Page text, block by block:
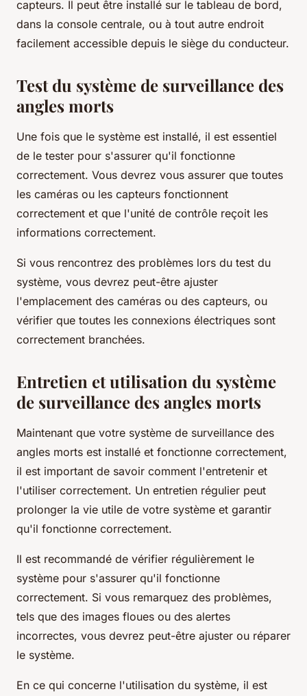
capteurs. Il peut être installé sur le tableau de bord,
dans la console centrale, ou à tout autre endroit
facilement accessible depuis le siège du conducteur.
Test du système de surveillance des
angles morts
Une fois que le système est installé, il est essentiel
de le tester pour s'assurer qu'il fonctionne
correctement. Vous devrez vous assurer que toutes
les caméras ou les capteurs fonctionnent
correctement et que l'unité de contrôle reçoit les
informations correctement.
Si vous rencontrez des problèmes lors du test du
système, vous devrez peut-être ajuster
l'emplacement des caméras ou des capteurs, ou
vérifier que toutes les connexions électriques sont
correctement branchées.
Entretien et utilisation du système
de surveillance des angles morts
Maintenant que votre système de surveillance des
angles morts est installé et fonctionne correctement,
il est important de savoir comment l'entretenir et
l'utiliser correctement. Un entretien régulier peut
prolonger la vie utile de votre système et garantir
qu'il fonctionne correctement.
Il est recommandé de vérifier régulièrement le
système pour s'assurer qu'il fonctionne
correctement. Si vous remarquez des problèmes,
tels que des images floues ou des alertes
incorrectes, vous devrez peut-être ajuster ou réparer
le système.
En ce qui concerne l'utilisation du système, il est